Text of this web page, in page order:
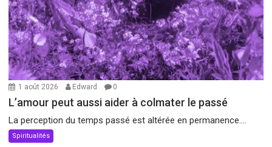
1 août 2026 Edward 0
L’amour peut aussi aider à colmater le passé
La perception du temps passé est altérée en permanence....
Spiritualités